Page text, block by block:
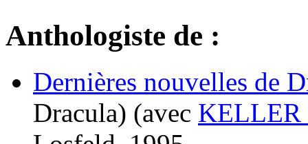
Anthologiste de :
Dernières nouvelles de
Dracula) (avec KELLER